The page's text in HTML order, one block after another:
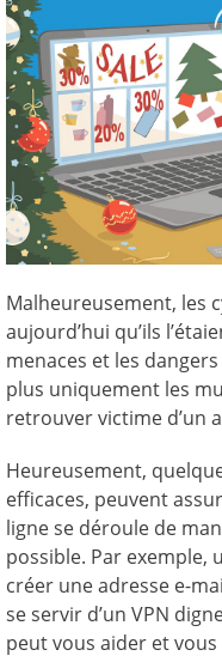
Malheureusement, les
aujourd’hui qu’ils
menaces et les
plus uniquement les
retrouver victime d’un
Heureusement,
efficaces, peuvent
ligne se déroule de
possible. Par exemple,
créer une adresse e-
se servir d’un VPN
peut vous aider et